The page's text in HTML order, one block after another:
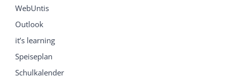
WebUntis
Outlook
it’s learning
Speiseplan
Schulkalender